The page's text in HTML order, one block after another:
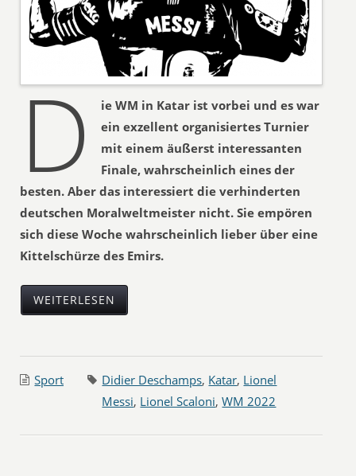
D
ie WM in Katar ist vorbei und es war
ein exzellent organisiertes Turnier
mit einem äußerst interessanten
Finale, wahrscheinlich eines der
besten. Aber das interessiert die verhinderten
deutschen Moralweltmeister nicht. Sie empören
sich diese Woche wahrscheinlich lieber über eine
Kittelschürze des Emirs.
WEITERLESEN
Sport Didier Deschamps, Katar, Lionel
Messi, Lionel Scaloni,WM 2022